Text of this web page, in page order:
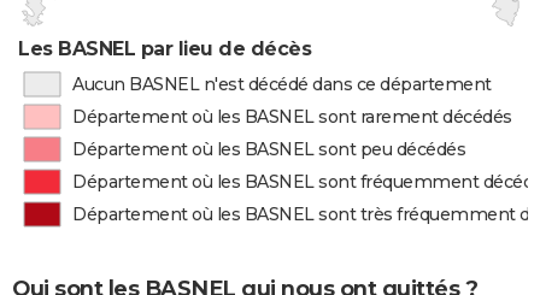
Les BASNEL par lieu de décès
Aucun BASNEL n'est décédé dans ce département
Département où les BASNEL sont rarement décédés
Département où les BASNEL sont peu décédés
Département où les BASNEL sont fréquemment
Département où les BASNEL sont très fréquemment
Qui sont les BASNEL qui nous ont quittés ?